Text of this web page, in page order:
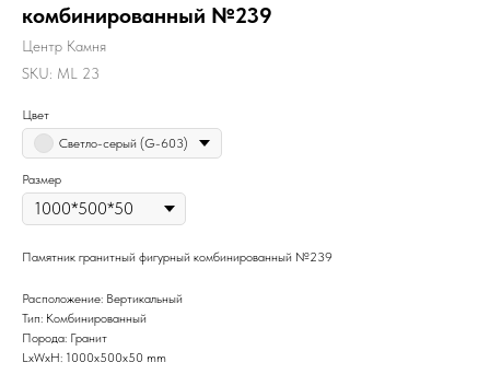
комбинированный №239
Центр Камня
SKU: ML 23
Цвет
Светло-серый (G-603)
Размер
Памятник гранитный фигурный комбинированный №239
Расположение: Вертикальный
Тип: Комбинированный
Порода: Гранит
LxWxH: 1000x500x50 mm